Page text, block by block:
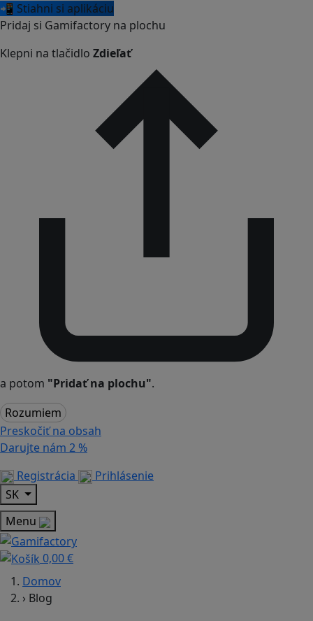
📲 Stiahni si aplikáciu
Pridaj si Gamifactory na plochu
Klepni na tlačidlo Zdieľať
a potom "Pridať na plochu".
Rozumiem
Preskočiť na obsah
Darujte nám 2 %
Registrácia
Prihlásenie
SK
Menu
0,00 €
Domov
› Blog